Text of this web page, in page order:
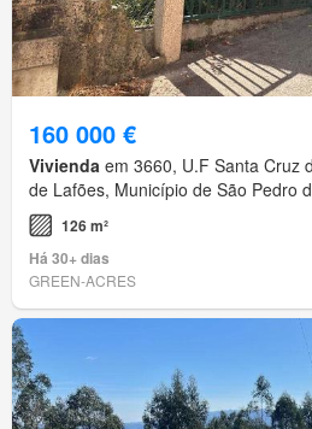
160 000 €
Vivienda em 3660, U.F Santa Cruz
de Lafões, Município de São Pedro
126 m²
Há 30+ dias
GREEN-ACRES